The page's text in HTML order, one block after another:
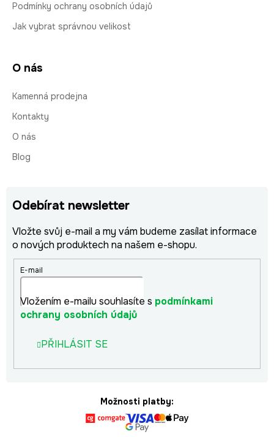
Podmínky ochrany osobních údajů
Jak vybrat správnou velikost
O nás
Kamenná prodejna
Kontakty
O nás
Blog
Odebírat newsletter
Vložte svůj e-mail a my vám budeme zasílat informace
o nových produktech na našem e-shopu.
E-mail
Vložením e-mailu souhlasíte s podmínkami
ochrany osobních údajů
PŘIHLÁSIT SE
Možnosti platby: